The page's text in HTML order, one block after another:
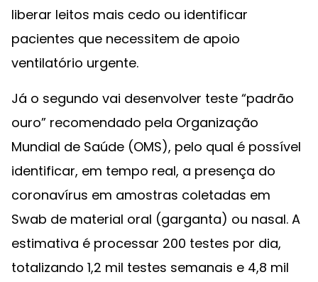
liberar leitos mais cedo ou identificar
pacientes que necessitem de apoio
ventilatório urgente.
Já o segundo vai desenvolver teste “padrão
ouro” recomendado pela Organização
Mundial de Saúde (OMS), pelo qual é possível
identificar, em tempo real, a presença do
coronavírus em amostras coletadas em
Swab de material oral (garganta) ou nasal. A
estimativa é processar 200 testes por dia,
totalizando 1,2 mil testes semanais e 4,8 mil